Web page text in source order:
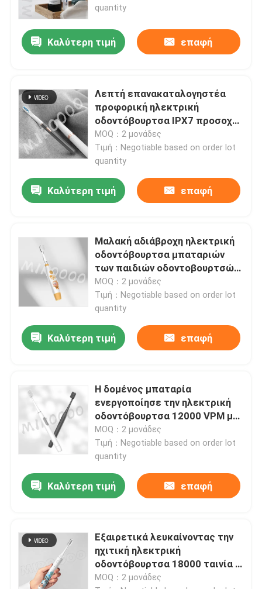
Προϊόντα
Βίντεο
quantity
Καλύτερη τιμή επαφή
Λεπτή επανακαταλογηστέα
προφορική ηλεκτρική
οδοντόβουρτσα IPX7 προσοχής
αδιάβροχη με 3 τρόπους
MOQ：2 μονάδες
Τιμή：Negotiable based on order lot
quantity
Καλύτερη τιμή επαφή
Μαλακή αδιάβροχη ηλεκτρική
οδοντόβουρτσα μπαταριών
των παιδιών οδοντοβουρτσών
IPX7 καθαρίζοντας
MOQ：2 μονάδες
Τιμή：Negotiable based on order lot
quantity
Καλύτερη τιμή επαφή
Η δομένος μπαταρία
ενεργοποίησε την ηλεκτρική
οδοντόβουρτσα 12000 VPM με
τις σκληρές τρίχες της Dupont
MOQ：2 μονάδες
Τιμή：Negotiable based on order lot
quantity
Καλύτερη τιμή επαφή
Εξαιρετικά λευκαίνοντας την
ηχιτική ηλεκτρική
οδοντόβουρτσα 18000 ταινία Γ
VPM που χρεώνει με 3
MOQ：2 μονάδες